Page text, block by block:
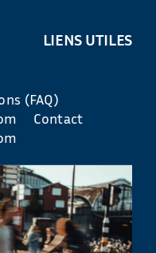
LIENS UTILES
(FAQ)
Contact